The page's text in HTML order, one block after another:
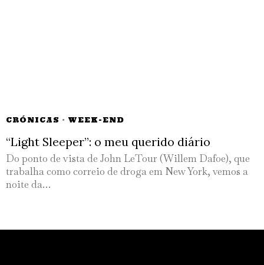
CRÓNICAS · WEEK-END
“Light Sleeper”: o meu querido diário
Do ponto de vista de John LeTour (Willem Dafoe), que
trabalha como correio de droga em New York, vemos a
noite da…